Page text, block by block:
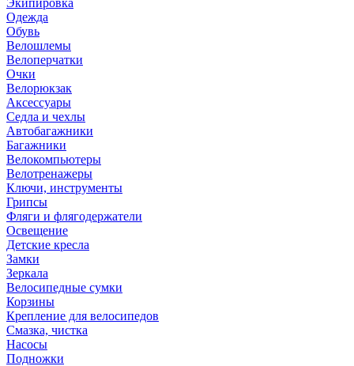
Экипировка
Одежда
Обувь
Велошлемы
Велоперчатки
Очки
Велорюкзак
Аксессуары
Седла и чехлы
Автобагажники
Багажники
Велокомпьютеры
Велотренажеры
Ключи, инструменты
Грипсы
Фляги и флягодержатели
Освещение
Детские кресла
Замки
Зеркала
Велосипедные сумки
Корзины
Крепление для велосипедов
Смазка, чистка
Насосы
Подножки